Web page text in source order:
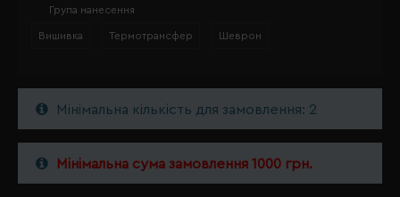
Група нанесення
Вишивка Термотрансфер Шеврон
Мінімальна кількість для замовлення: 2
Мінімальна сума замовлення 1000 грн.